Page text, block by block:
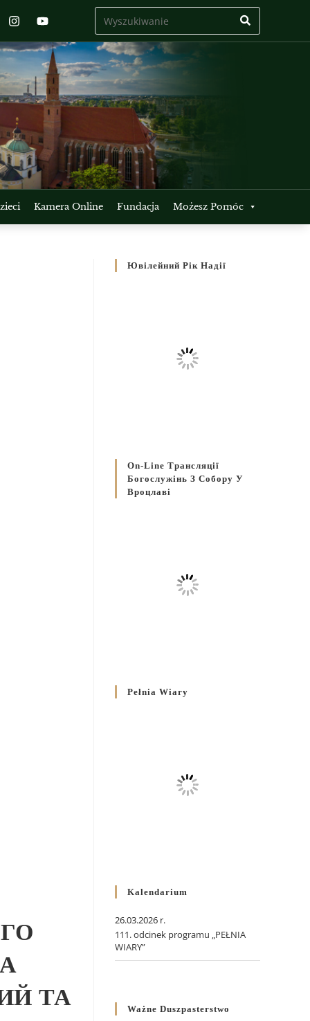
Kamera Online Fundacja Możesz Pomóc
ТА
Ювілейний Рік Надії
On-Line Трансляції
Богослужінь З Собору У
Вроцлаві
Pełnia Wiary
Kalendarium
26.03.2026 r.
111. odcinek programu „PEŁNIA
WIARY”
Ważne Duszpasterstwo